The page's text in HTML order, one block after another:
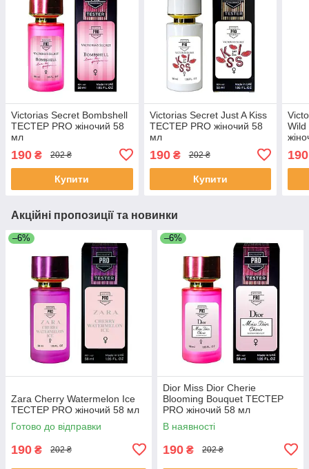
Victorias Secret Bombshell
ТЕСТЕР PRO жіночий 58
мл
190 ₴ 202 ₴
Купити
Victorias Secret Just A Kiss
ТЕСТЕР PRO жіночий 58
мл
190₴ 202 ₴
Купити
190
Акційні пропозиції та новинки
–6%
Zara Cherry Watermelon Ice
ТЕСТЕР PRO жіночий 58 мл
Готово до відправки
190 ₴ 202 ₴
–6%
Dior Miss Dior Cherie
Blooming Bouquet ТЕСТЕР
PRO жіночий 58 мл
В наявності
190 ₴ 202 ₴